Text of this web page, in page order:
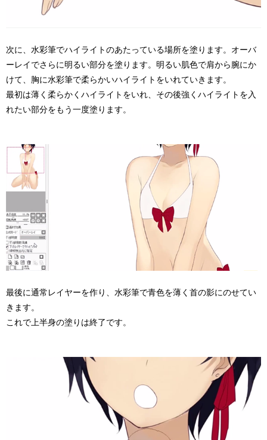
次に、水彩筆でハイライトのあたっている場所を塗ります。オーバ
ーレイでさらに明るい部分を塗ります。明るい肌色で肩から腕にか
けて、胸に水彩筆で柔らかいハイライトをいれていきます。
最初は薄く柔らかくハイライトをいれ、その後強くハイライトを入
れたい部分をもう一度塗ります。
最後に通常レイヤーを作り、水彩筆で青色を薄く首の影にのせてい
きます。
これで上半身の塗りは終了です。